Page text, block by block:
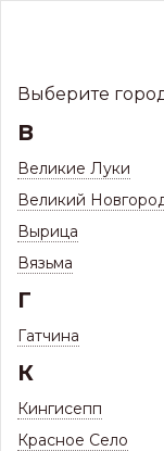
Выберите
В
Великие Луки
Великий
Вырица
Вязьма
Г
Гатчина
К
Кингисепп
Красное Село